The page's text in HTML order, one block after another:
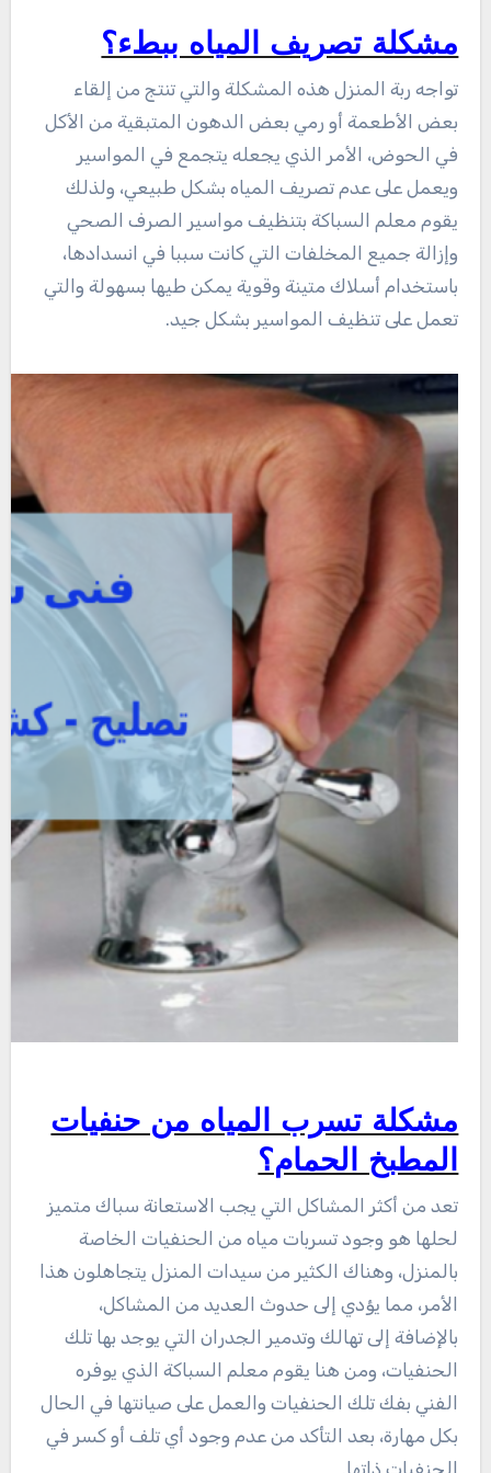
مشكلة تصريف المياه ببطء؟
تواجه ربة المنزل هذه المشكلة والتي تنتج من إلقاء
بعض الأطعمة أو رمي بعض الدهون المتبقية من الأكل
في الحوض، الأمر الذي يجعله يتجمع في المواسير
ويعمل على عدم تصريف المياه بشكل طبيعي، ولذلك
يقوم معلم السباكة بتنظيف مواسير الصرف الصحي
وإزالة جميع المخلفات التي كانت سببا في انسدادها،
باستخدام أسلاك متينة وقوية يمكن طيها بسهولة والتي
تعمل على تنظيف المواسير بشكل جيد.
مشكلة تسرب المياه من حنفيات
المطبخ الحمام؟
تعد من أكثر المشاكل التي يجب الاستعانة سباك متميز
لحلها هو وجود تسربات مياه من الحنفيات الخاصة
بالمنزل، وهناك الكثير من سيدات المنزل يتجاهلون هذا
الأمر، مما يؤدي إلى حدوث العديد من المشاكل،
بالإضافة إلى تهالك وتدمير الجدران التي يوجد بها تلك
الحنفيات، ومن هنا يقوم معلم السباكة الذي يوفره
الفني بفك تلك الحنفيات والعمل على صيانتها في الحال
بكل مهارة، بعد التأكد من عدم وجود أي تلف أو كسر في